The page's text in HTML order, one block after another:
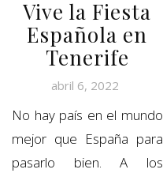
Vive la Fiesta
Española en
Tenerife
abril 6, 2022
No hay país en el mundo
mejor que España para
pasarlo bien. A los